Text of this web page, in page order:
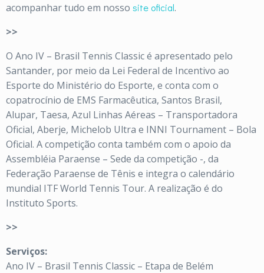
acompanhar tudo em nosso site oficial.
>>
O Ano IV – Brasil Tennis Classic é apresentado pelo
Santander, por meio da Lei Federal de Incentivo ao
Esporte do Ministério do Esporte, e conta com o
copatrocínio de EMS Farmacêutica, Santos Brasil,
Alupar, Taesa, Azul Linhas Aéreas – Transportadora
Oficial, Aberje, Michelob Ultra e INNI Tournament – Bola
Oficial. A competição conta também com o apoio da
Assembléia Paraense – Sede da competição -, da
Federação Paraense de Tênis e integra o calendário
mundial ITF World Tennis Tour. A realização é do
Instituto Sports.
>>
Serviços:
Ano IV – Brasil Tennis Classic – Etapa de Belém